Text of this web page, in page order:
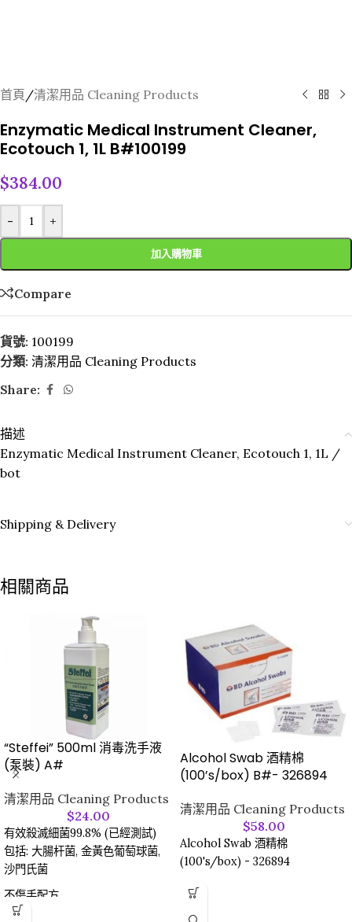
首頁/清潔用品 Cleaning Products
Enzymatic Medical Instrument Cleaner,
Ecotouch 1, 1L B#100199
$384.00
- +
加入購物車
Compare
貨號: 100199
分類: 清潔用品 Cleaning Products
Share:
描述
Enzymatic Medical Instrument Cleaner, Ecotouch 1, 1L /
bot
Shipping & Delivery
相關商品
“Steffei” 500ml 消毒洗手液
(泵裝) A#
清潔用品 Cleaning Products
$24.00
有效殺滅細菌99.8% (已經測試)
包括: 大腸杆菌, 金黃色葡萄球菌,
沙門氏菌
不傷手配方
可於一日內多次使用
Alcohol Swab 酒精棉
(100’s/box) B#- 326894
清潔用品 Cleaning Products
$58.00
Alcohol Swab 酒精棉
(100's/box) - 326894